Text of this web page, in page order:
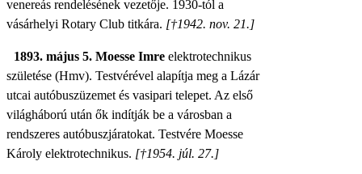
venereás rendelésének vezetője. 1930-tól a
vásárhelyi Rotary Club titkára. [†1942. nov. 21.]
1893. május 5. Moesse Imre elektrotechnikus
születése (Hmv). Testvérével alapítja meg a Lázár
utcai autóbuszüzemet és vasipari telepet. Az első
világháború után ők indítják be a városban a
rendszeres autóbuszjáratokat. Testvére Moesse
Károly elektrotechnikus. [†1954. júl. 27.]